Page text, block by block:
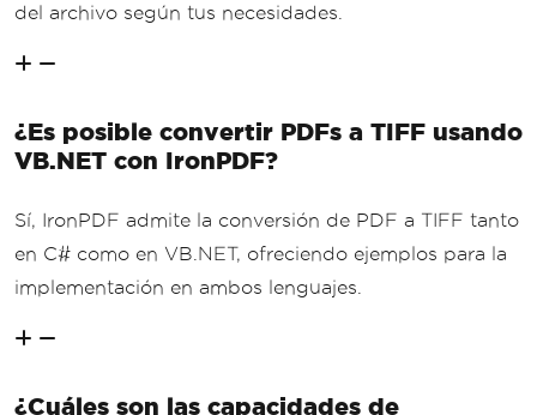
del archivo según tus necesidades.
¿Es posible convertir PDFs a TIFF usando
VB.NET con IronPDF?
Sí, IronPDF admite la conversión de PDF a TIFF tanto
en C# como en VB.NET, ofreciendo ejemplos para la
implementación en ambos lenguajes.
¿Cuáles son las capacidades de